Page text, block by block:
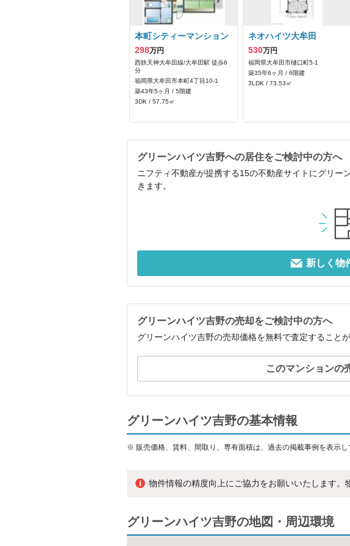
本町シティーマンション
298万円
西鉄天神大牟田線/大牟田駅 徒歩6
分
福岡県大牟田市本町4丁目10-1
築43年5ヶ月 / 5階建
3DK / 57.75㎡
ネオハイツ大牟田
530万円
福岡県大牟田市樋口町5-1
築35年6ヶ月 / 6階建
3LDK / 73.53㎡
グリーンハイツ吉野への居住をご検討中の方へ
ニフティ不動産が提携する15の不動産サイトにグリー
きます。
新しく物
グリーンハイツ吉野の売却をご検討中の方へ
グリーンハイツ吉野の売却価格を無料で査定することが
このマンションの
グリーンハイツ吉野の基本情報
※ 販売価格、賃料、間取り、専有面積は、過去の掲載事例を表示し
物件情報の精度向上にご協力をお願いいたします。
グリーンハイツ吉野の地図・周辺環境